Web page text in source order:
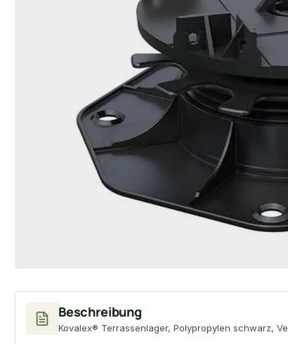
Beschreibung
Kovalex® Terrassenlager, Polypropylen schwarz,